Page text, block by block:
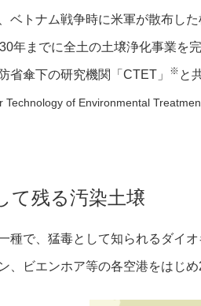
ベトナム戦争時に米軍が散布し
年までに全土の土壌浄化事業を
省傘下の研究機関「CTET」 ※ と
of Environmental
て残る汚染土壌
種で、猛毒として知られるダイ
、ビエンホア等の各空港をはじ